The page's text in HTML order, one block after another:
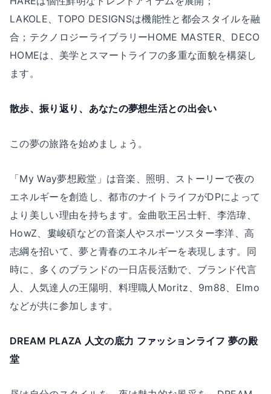
LAKOLE、TOPO DESIGNSは機能性と都会スタイルを融
合；テクノロジーライブラリーHOME MASTER、DECO
HOMEは、美学とスマートライフの多重な面貌を構築し
ます。
散歩、振り返り、あなたの夢想生活との出会い
この夢の旅路を始めましょう。
「My Way夢想殿堂」は音楽、照明、ストーリーで夜の
エネルギーを創造し、都市のナイトライフがDPによって
より美しい理由を持ちます。金曲歌王呂士軒、李浩瑋、
HowZ、婁峻碩などの音楽人やスポーツスター李洋、高
志綱を招いて、夢と青春のエネルギーを表現します。同
時に、多くのブランドの一日店長活動で、ブランド代言
人、人気達人の王陽明、料理職人Moritz、9m88、Elmo
などが共に参加します。
DREAM PLAZA 人文の底力 ファッションライフ 夢の殿
堂